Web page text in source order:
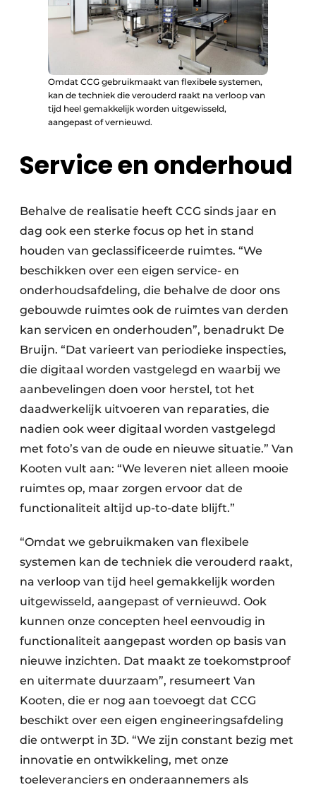
Omdat CCG gebruikmaakt van flexibele systemen,
kan de techniek die verouderd raakt na verloop van
tijd heel gemakkelijk worden uitgewisseld,
aangepast of vernieuwd.
Service en onderhoud
Behalve de realisatie heeft CCG sinds jaar en
dag ook een sterke focus op het in stand
houden van geclassificeerde ruimtes. “We
beschikken over een eigen service- en
onderhoudsafdeling, die behalve de door ons
gebouwde ruimtes ook de ruimtes van derden
kan servicen en onderhouden”, benadrukt De
Bruijn. “Dat varieert van periodieke inspecties,
die digitaal worden vastgelegd en waarbij we
aanbevelingen doen voor herstel, tot het
daadwerkelijk uitvoeren van reparaties, die
nadien ook weer digitaal worden vastgelegd
met foto’s van de oude en nieuwe situatie.” Van
Kooten vult aan: “We leveren niet alleen mooie
ruimtes op, maar zorgen ervoor dat de
functionaliteit altijd up-to-date blijft.”
“Omdat we gebruikmaken van flexibele
systemen kan de techniek die verouderd raakt,
na verloop van tijd heel gemakkelijk worden
uitgewisseld, aangepast of vernieuwd. Ook
kunnen onze concepten heel eenvoudig in
functionaliteit aangepast worden op basis van
nieuwe inzichten. Dat maakt ze toekomstproof
en uitermate duurzaam”, resumeert Van
Kooten, die er nog aan toevoegt dat CCG
beschikt over een eigen engineeringsafdeling
die ontwerpt in 3D. “We zijn constant bezig met
innovatie en ontwikkeling, met onze
toeleveranciers en onderaannemers als